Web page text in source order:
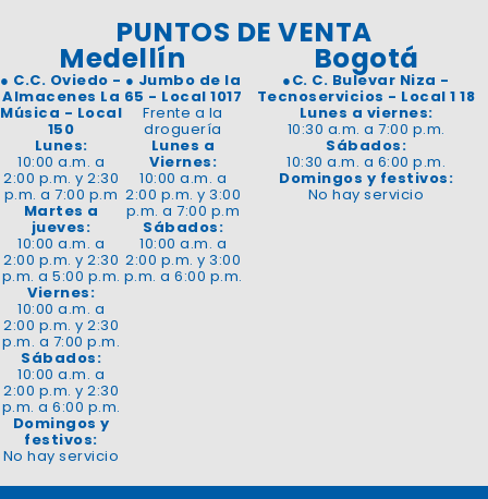
PUNTOS DE VENTA
Medellín
● C.C. Oviedo -
Almacenes La
Música - Local
150
Lunes:
10:00 a.m. a
2:00 p.m. y 2:30
p.m. a 7:00 p.m
Martes a
jueves:
10:00 a.m. a
2:00 p.m. y 2:30
p.m. a 5:00 p.m.
Viernes:
10:00 a.m. a
2:00 p.m. y 2:30
p.m. a 7:00 p.m.
Sábados:
10:00 a.m. a
2:00 p.m. y 2:30
p.m. a 6:00 p.m.
Domingos y
festivos:
No hay servicio
● Jumbo de la
65 - Local 1017
Frente a la
droguería
Lunes a
Viernes:
10:00 a.m. a
2:00 p.m. y 3:00
p.m. a 7:00 p.m
Sábados:
10:00 a.m. a
2:00 p.m. y 3:00
p.m. a 6:00 p.m.
Bogotá
●C. C. Bulevar Niza -
Tecnoservicios - Local 1 18
Lunes a viernes:
10:30 a.m. a 7:00 p.m.
Sábados:
10:30 a.m. a 6:00 p.m.
Domingos y festivos:
No hay servicio